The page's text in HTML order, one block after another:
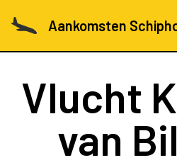
Aankomsten
Vlucht
van